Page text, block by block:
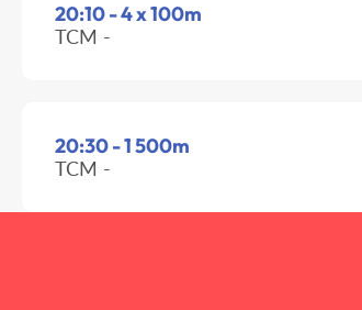
20:10 - 4 x 100m
TCM -
20:30 - 1 500m
TCM -